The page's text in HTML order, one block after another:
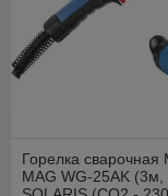
Горелка сварочная
MAG WG-25AK (3м,